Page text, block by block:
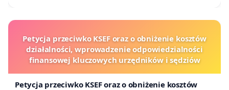
Petycja przeciwko KSEF oraz o obniżenie kosztów
działalności, wprowadzenie odpowiedzialności
finansowej kluczowych urzędników i sędziów
Petycja przeciwko KSEF oraz o obniżenie kosztów